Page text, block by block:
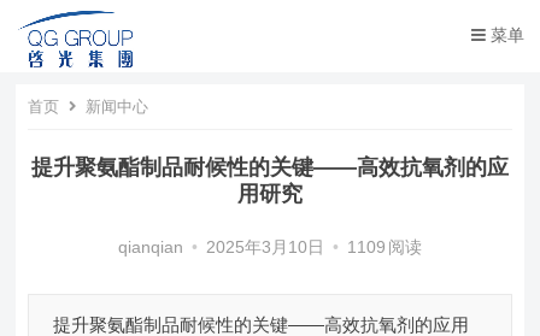
菜单
首页 新闻中心
提升聚氨酯制品耐候性的关键——高效抗氧剂的应
用研究
qianqian • 2025年3月10日 • 1109 阅读
提升聚氨酯制品耐候性的关键——高效抗氧剂的应用